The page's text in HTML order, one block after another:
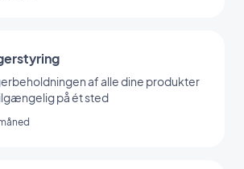
af alle dine produkter
på ét sted